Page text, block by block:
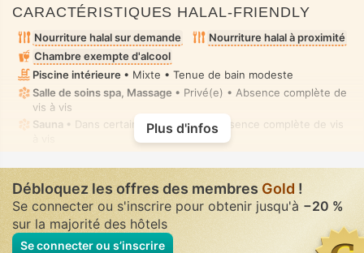
CARACTÉRISTIQUES HALAL-FRIENDLY
Nourriture halal sur demande
Nourriture halal à proximité
Chambre exempte d'alcool
Piscine intérieure • Mixte • Tenue de bain modeste
Salle de soins spa, Massage • Privé(e) • Absence complète de
vis à vis
Sauna • Dans certaines chambres • Absence complète de vis
complète de vis à vis
Toilettes avec bidet à buse• Dans toutes chambres
Plus d'infos
Débloquez les offres des membres Gold !
Se connecter ou s'inscrire pour obtenir jusqu'à −20 %
sur la majorité des hôtels
Se connecter ou s’inscrire